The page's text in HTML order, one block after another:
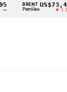
BRENT
Petróleo
US$73,48
▼ 1.12